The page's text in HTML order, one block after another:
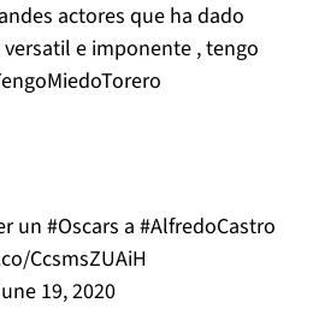
actores que ha dado
e imponente , tengo
un #Oscars a #AlfredoCastro
CcsmsZUAiH
19, 2020